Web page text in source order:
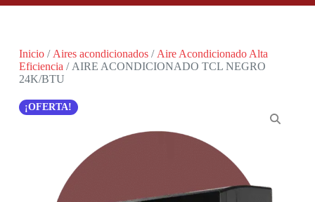
Inicio/ Aires acondicionados/ Aire Acondicionado Alta
Eficiencia / AIRE ACONDICIONADO TCL NEGRO
24K/BTU
¡OFERTA!